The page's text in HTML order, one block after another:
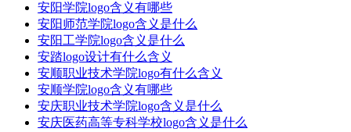
安阳学院logo含义有哪些
安阳师范学院logo含义是什么
安阳工学院logo含义是什么
安踏logo设计有什么含义
安顺职业技术学院logo有什么含义
安顺学院logo含义有哪些
安庆职业技术学院logo含义是什么
安庆医药高等专科学校logo含义是什么